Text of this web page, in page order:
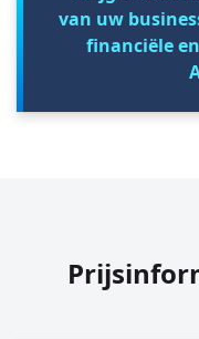
van uw
financiële